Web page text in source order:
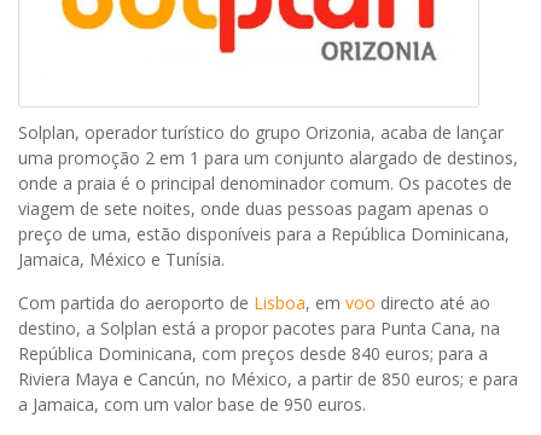
Solplan, operador turístico do grupo Orizonia, acaba de lançar
uma promoção 2 em 1 para um conjunto alargado de destinos,
onde a praia é o principal denominador comum. Os pacotes de
viagem de sete noites, onde duas pessoas pagam apenas o
preço de uma, estão disponíveis para a República Dominicana,
Jamaica, México e Tunísia.
Com partida do aeroporto de Lisboa, em voo directo até ao
destino, a Solplan está a propor pacotes para Punta Cana, na
República Dominicana, com preços desde 840 euros; para a
Riviera Maya e Cancún, no México, a partir de 850 euros; e para
a Jamaica, com um valor base de 950 euros.